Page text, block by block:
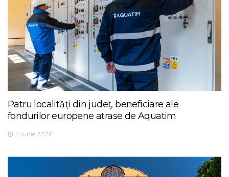
Patru localități din județ, beneficiare ale
fondurilor europene atrase de Aquatim
4 iunie 2026